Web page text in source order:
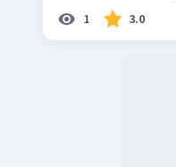
1 3.0